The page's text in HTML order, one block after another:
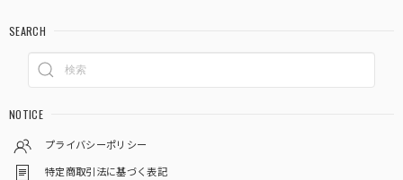
SEARCH
NOTICE
プライバシーポリシー
特定商取引法に基づく表記